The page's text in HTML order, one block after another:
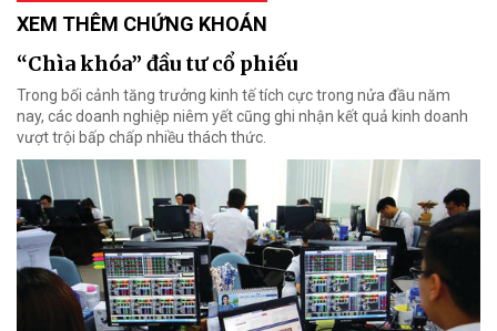
XEM THÊM CHỨNG KHOÁN
“Chìa khóa” đầu tư cổ phiếu
Trong bối cảnh tăng trưởng kinh tế tích cực trong nửa đầu năm
nay, các doanh nghiệp niêm yết cũng ghi nhận kết quả kinh doanh
vượt trội bấp chấp nhiều thách thức.